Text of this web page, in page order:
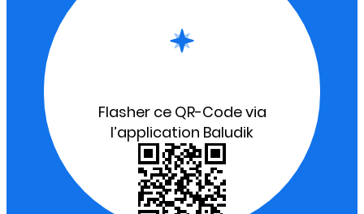
Flasher ce QR-Code via
l’application Baludik